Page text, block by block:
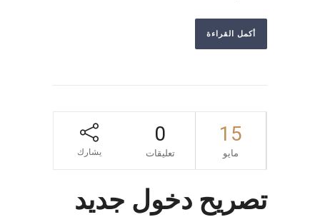
أكمل القراءة
15
مايو
0
تعليقات يشارك
تصريح دخول جديد